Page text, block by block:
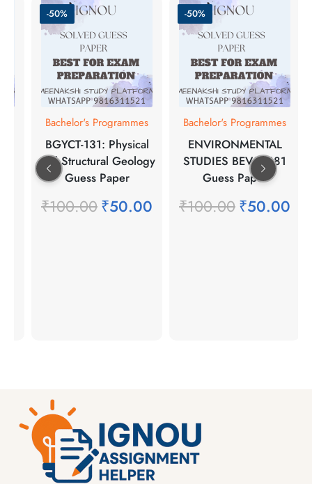
-50%
Bachelor's Programmes
BGYCT-131: Physical
and Structural Geology
Guess Paper
₹100.00₹50.00
-50%
Bachelor's Programmes
ENVIRONMENTAL
STUDIES BEVAE-181
Guess Paper
₹100.00₹50.00